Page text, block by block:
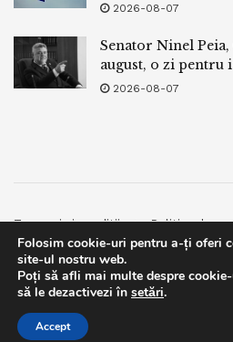
2026-08-07
Senator Ninel Peia,
august, o zi
2026-08-07
Termeni si conditii
Politica de
Facebook
Contact
© 2019bpnews- Business & Politics
Folosim cookie-uri pentru a-ți oferi
site-ul nostru web.
Poți să afli mai multe despre
să le dezactivezi în setări.
Accept
This website uses GDPR
website you are giving consent to
Privacy and Cookie Policy